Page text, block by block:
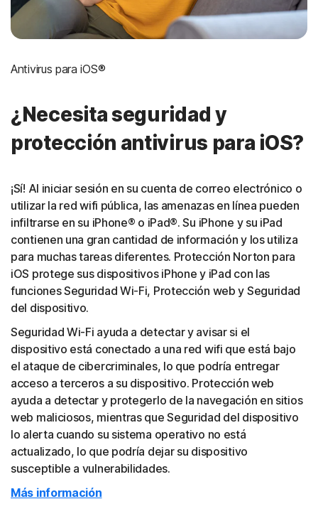
Antivirus para iOS®
¿Necesita seguridad y
protección antivirus para iOS?
¡Sí! Al iniciar sesión en su cuenta de correo electrónico o
utilizar la red wifi pública, las amenazas en línea pueden
infiltrarse en su iPhone® o iPad®. Su iPhone y su iPad
contienen una gran cantidad de información y los utiliza
para muchas tareas diferentes. Protección Norton para
iOS protege sus dispositivos iPhone y iPad con las
funciones Seguridad Wi-Fi, Protección web y Seguridad
del dispositivo.
Seguridad Wi-Fi ayuda a detectar y avisar si el
dispositivo está conectado a una red wifi que está bajo
el ataque de cibercriminales, lo que podría entregar
acceso a terceros a su dispositivo. Protección web
ayuda a detectar y protegerlo de la navegación en sitios
web maliciosos, mientras que Seguridad del dispositivo
lo alerta cuando su sistema operativo no está
actualizado, lo que podría dejar su dispositivo
susceptible a vulnerabilidades.
Más información